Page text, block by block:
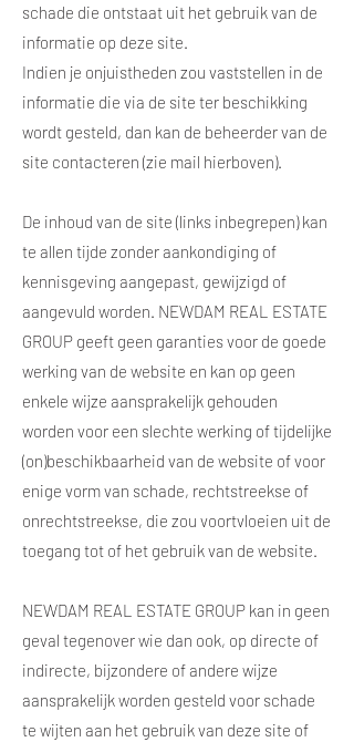
schade die ontstaat uit het gebruik van de
informatie op deze site.
Indien je onjuistheden zou vaststellen in de
informatie die via de site ter beschikking
wordt gesteld, dan kan de beheerder van de
site contacteren (zie mail hierboven).
De inhoud van de site (links inbegrepen) kan
te allen tijde zonder aankondiging of
kennisgeving aangepast, gewijzigd of
aangevuld worden. NEWDAM REAL ESTATE
GROUP geeft geen garanties voor de goede
werking van de website en kan op geen
enkele wijze aansprakelijk gehouden
worden voor een slechte werking of tijdelijke
(on)beschikbaarheid van de website of voor
enige vorm van schade, rechtstreekse of
onrechtstreekse, die zou voortvloeien uit de
toegang tot of het gebruik van de website.
NEWDAM REAL ESTATE GROUP kan in geen
geval tegenover wie dan ook, op directe of
indirecte, bijzondere of andere wijze
aansprakelijk worden gesteld voor schade
te wijten aan het gebruik van deze site of